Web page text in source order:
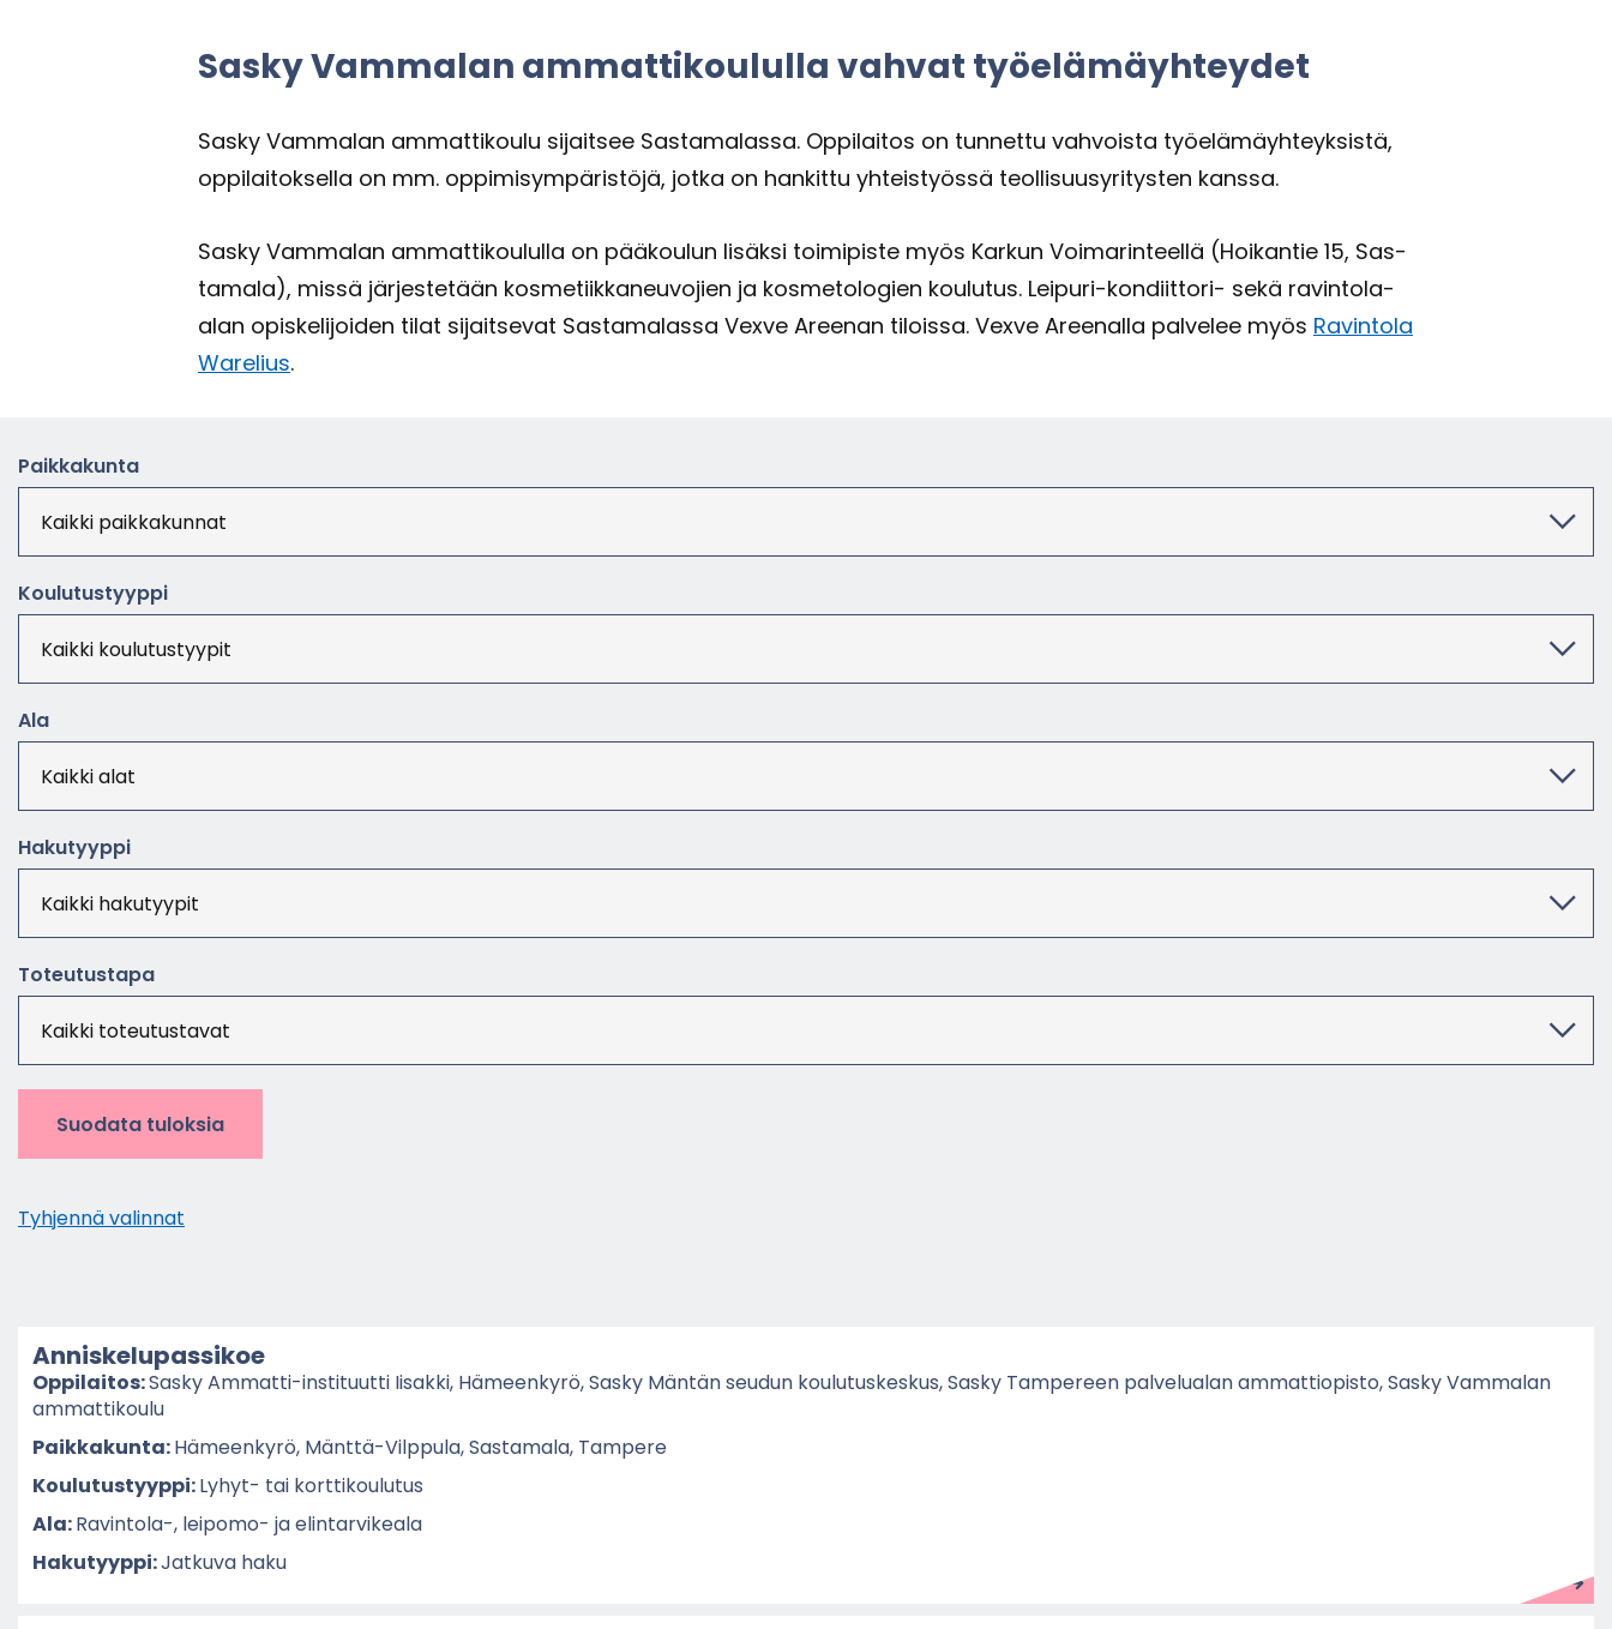
Sasky Vam­ma­lan am­mat­ti­kou­lul­la vah­vat työ­elä­mäyh­tey­det
Sasky Vam­ma­lan am­mat­ti­kou­lu si­jait­see Sas­ta­ma­las­sa. Op­pi­lai­tos on tun­net­tu vah­vois­ta työ­elä­mäyh­teyk­sis­tä,
op­pi­lai­tok­sel­la on mm. op­pi­mi­sym­pä­ris­tö­jä, jotka on han­kit­tu yh­teis­työs­sä teol­li­suus­yri­tys­ten kans­sa.
Sasky Vam­ma­lan am­mat­ti­kou­lul­la on pää­kou­lun li­säk­si toi­mi­pis­te myös Kar­kun Voi­ma­rin­teel­lä (Hoi­kan­tie 15, Sas­
ta­ma­la), missä jär­jes­te­tään kos­me­tiik­ka­neu­vo­jien ja kos­me­to­lo­gien kou­lu­tus. Leipuri-​kondiittori- sekä ravintola-​
alan opis­ke­li­joi­den tilat si­jait­se­vat Sas­ta­ma­las­sa Vexve Aree­nan ti­lois­sa. Vexve Aree­nal­la pal­ve­lee myös Ra­vin­to­la
Warelius.
Paik­ka­kun­ta
Kou­lu­tus­tyyp­pi
Ala
Ha­ku­tyyp­pi
To­teu­tus­ta­pa
Suodata tuloksia
Tyh­jen­nä va­lin­nat
An­nis­ke­lu­pas­si­koe
Op­pi­lai­tos:Sasky Ammatti-​instituutti Ii­sak­ki, Hä­meen­ky­rö, Sasky Män­tän seu­dun kou­lu­tus­kes­kus, Sasky Tam­pe­reen pal­ve­lua­lan am­mat­tio­pis­to, Sasky Vam­ma­lan
am­mat­ti­kou­lu
Paik­ka­kun­ta:Hä­meen­ky­rö, Mänttä-​Vilppula, Sas­ta­ma­la, Tam­pe­re
Kou­lu­tus­tyyp­pi:Lyhyt-​ tai kort­ti­kou­lu­tus
Ala:Ravintola-​, leipomo-​ ja elin­tar­vi­kea­la
Ha­ku­tyyp­pi:Jat­ku­va haku